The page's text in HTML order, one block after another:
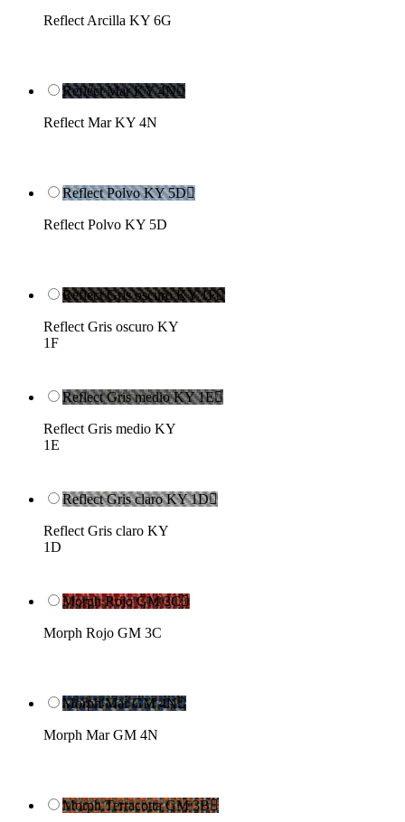
Reflect Arcilla KY 6G
Reflect Mar KY 4N
Reflect Mar KY 4N
Reflect Polvo KY 5D
Reflect Polvo KY 5D
Reflect Gris oscuro KY 1F
Reflect Gris oscuro KY
1F
Reflect Gris medio KY 1E
Reflect Gris medio KY
1E
Reflect Gris claro KY 1D
Reflect Gris claro KY
1D
Morph Rojo GM 3C
Morph Rojo GM 3C
Morph Mar GM 4N
Morph Mar GM 4N
Morph Terracotta GM 3B